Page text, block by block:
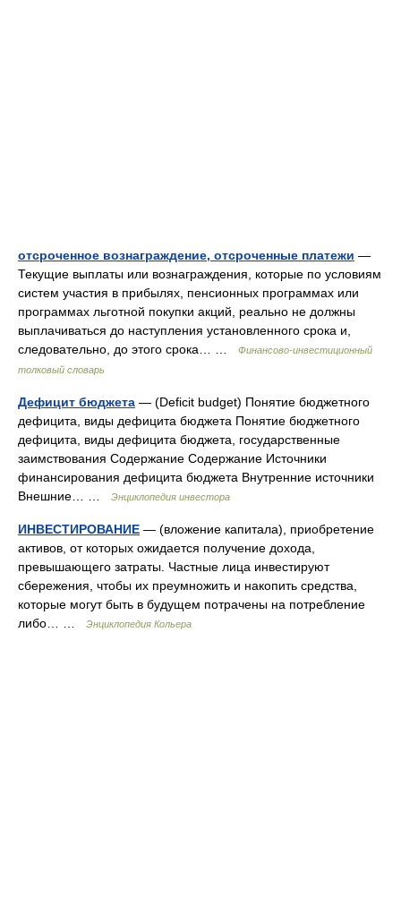
отсроченное вознаграждение, отсроченные платежи —
Текущие выплаты или вознаграждения, которые по условиям
систем участия в прибылях, пенсионных программах или
программах льготной покупки акций, реально не должны
выплачиваться до наступления установленного срока и,
следовательно, до этого срока… …
Финансово-инвестиционный
толковый словарь
Дефицит бюджета — (Deficit budget) Понятие бюджетного
дефицита, виды дефицита бюджета Понятие бюджетного
дефицита, виды дефицита бюджета, государственные
заимствования Содержание Содержание Источники
финансирования дефицита бюджета Внутренние источники
Внешние… …
Энциклопедия инвестора
ИНВЕСТИРОВАНИЕ — (вложение капитала), приобретение
активов, от которых ожидается получение дохода,
превышающего затраты. Частные лица инвестируют
сбережения, чтобы их преумножить и накопить средства,
которые могут быть в будущем потрачены на потребление
либо… …
Энциклопедия Кольера